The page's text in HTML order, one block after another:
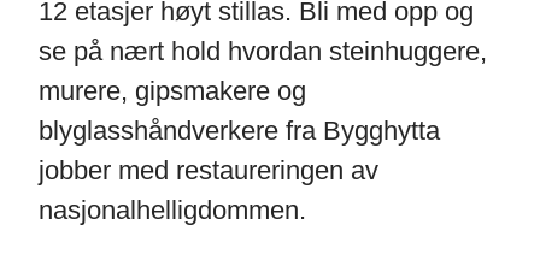
12 etasjer høyt stillas. Bli med opp og
se på nært hold hvordan steinhuggere,
murere, gipsmakere og
blyglasshåndverkere fra Bygghytta
jobber med restaureringen av
nasjonalhelligdommen.